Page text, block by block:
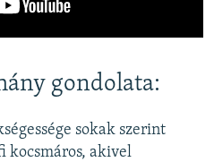
gondolata:
sokak szerint
kocsmáros, akivel